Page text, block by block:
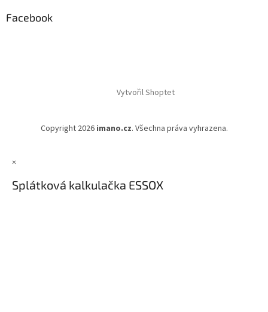
Facebook
Vytvořil Shoptet
Copyright 2026 imano.cz. Všechna práva vyhrazena.
×
Splátková kalkulačka ESSOX